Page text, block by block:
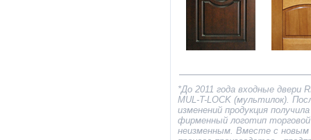
*До 2011 года входные двери
МUL-T-LOCK (мультилок).
изменений продукция
фирменный логотип
неизменным. Вместе с новым